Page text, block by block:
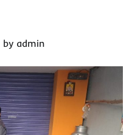
by admin